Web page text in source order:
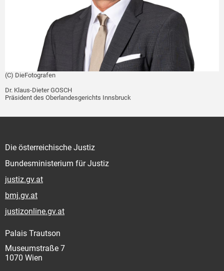
(C) DieFotografen
Dr. Klaus-Dieter GOSCH
Präsident des Oberlandesgerichts Innsbruck
Die österreichische Justiz
Bundesministerium für Justiz
justiz.gv.at
bmj.gv.at
justizonline.gv.at
Palais Trautson
Museumstraße 7
1070 Wien